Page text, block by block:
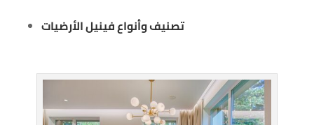
تصنيف وأنواع فينيل الأرضيات